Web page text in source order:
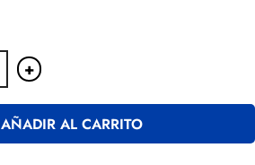
+
AÑADIR AL CARRITO